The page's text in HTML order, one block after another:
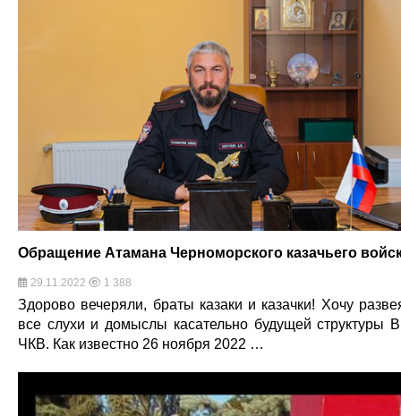
Обращение Атамана Черноморского казачьего
29.11.2022 1 388
Здорово вечеряли, браты казаки и казачки! Хочу
все слухи и домыслы касательно будущей структуры
ЧКВ. Как известно 26 ноября 2022 …